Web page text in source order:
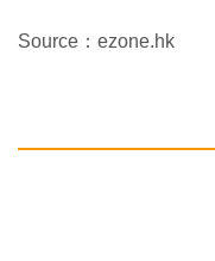
Source：ezone.hk